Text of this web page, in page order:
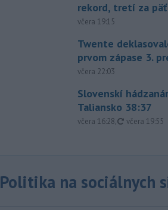
rekord, tretí za
včera 19:15
Twente
prvom zápase 3.
včera 22:03
Slovenskí
Taliansko 38:37
včera 16:28, včera 19:55
Politika na sociálnych